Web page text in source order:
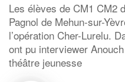
Les élèves de CM1 CM2
Pagnol de Mehun-sur-
l’opération Cher-Lurelu.
ont pu interviewer
théâtre jeunesse